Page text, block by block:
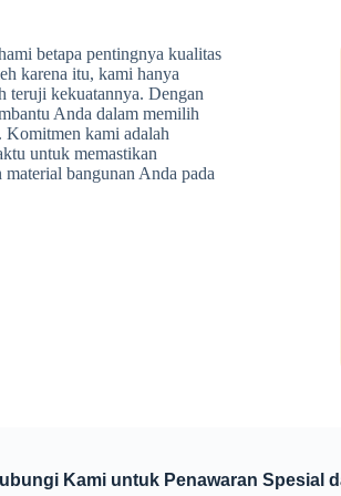
betapa pentingnya kualitas
karena itu, kami hanya
teruji kekuatannya. Dengan
Anda dalam memilih
Komitmen kami adalah
untuk memastikan
bangunan Anda pada
Kami untuk Penawaran Spesial